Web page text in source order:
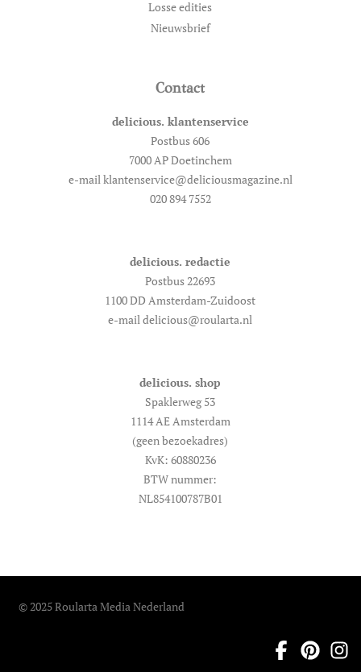
Losse edities
Nieuwsbrief
Contact
delicious. klantenservice
Postbus 606
7000 AP Doetinchem
e-mail klantenservice@deliciousmagazine.nl
020 894 7552
delicious. redactie
Postbus 22693
1100 DD Amsterdam-Zuidoost
e-mail delicious@roularta.nl
delicious. shop
Spaklerweg 53
1114 AE Amsterdam
(geen bezoekadres)
KvK: 60880236
BTW nummer:
NL854100787B01
© 2025 Roularta Media Nederland